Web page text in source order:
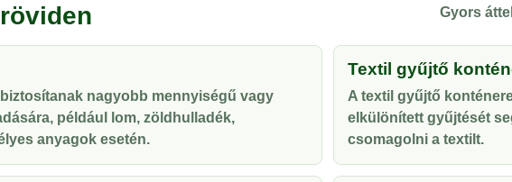
Gyors
nagyobb mennyiségű vagy
például lom, zöldhulladék,
anyagok esetén.
Textil gyűjtő
A textil gyűjtő
elkülönített gyűjtését
csomagolni a textilt.